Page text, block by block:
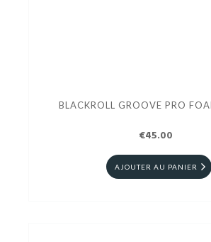
BLACKROLL GROOVE PRO
€45.00
AJOUTER AU PANIER